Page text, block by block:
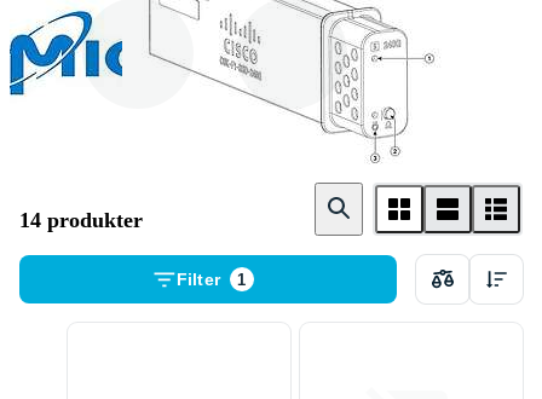
M . 2 Card
14 produkter
Filter 1